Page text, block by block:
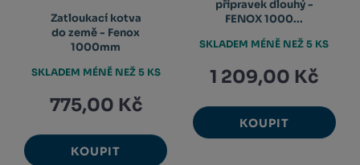
Zatloukací kotva
do země - Fenox
1000mm
775,00 Kč
KOUPIT
SKLADEM MÉNĚ NEŽ 5 KS
přípravek dlouhý -
FENOX 1000...
1 209,00 Kč
KOUPIT
SKLADEM MÉNĚ NEŽ 5 KS